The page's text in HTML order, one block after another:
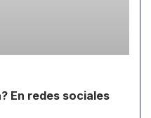
En redes sociales